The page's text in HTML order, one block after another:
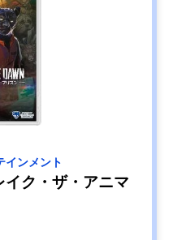
インメント
ク・ザ・アニマ